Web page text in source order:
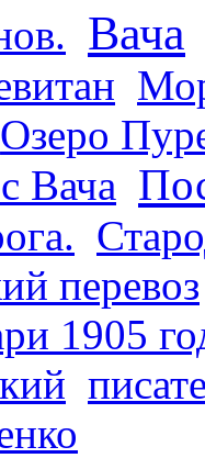
Вача
Озеро
Вача
перевоз
1905